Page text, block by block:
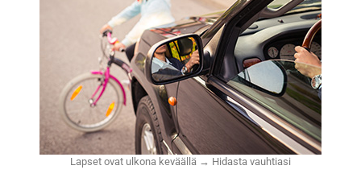
Lapset ovat ulkona keväällä → Hidasta vauhtiasi